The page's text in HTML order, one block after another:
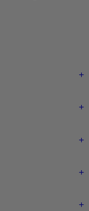
+
+
+
+
+